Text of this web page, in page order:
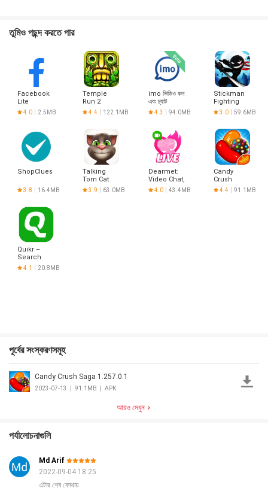
তুমিও পছন্দ করতে পার
Facebook
Lite
4.0 2.5MB
Temple
Run 2
4.4 122.1MB
imo ভিডিও কল
এবং চ্যাট
4.3 94.0MB
Stickman
Fighting
3.0 59.6MB
ShopClues
3.8 16.4MB
Talking
Tom Cat
3.9 63.0MB
Dearmet:
Video Chat,
Live Talk
4.0 43.4MB
Candy
Crush
Saga
4.4 91.1MB
Quikr –
Search
Jobs,
Mobiles,
4.1 20.8MB
পূর্বের সংস্করণসমূহ
Candy Crush Saga 1.257.0.1
2023-07-13 91.1MB APK
আরও দেখুন
পর্যালোচনাগুলি
Md Arif
2022-09-04 18:25
এটার শেষ কোথায়